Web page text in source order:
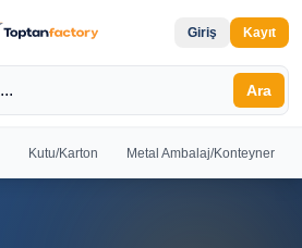
Giriş Kayıt
Ara
Kutu/Karton Metal Ambalaj/Konteyner